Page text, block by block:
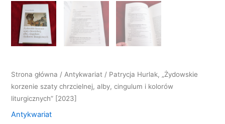
Strona główna / Antykwariat / Patrycja Hurlak, „Żydowskie
korzenie szaty chrzcielnej, alby, cingulum i kolorów
liturgicznych” [2023]
Antykwariat